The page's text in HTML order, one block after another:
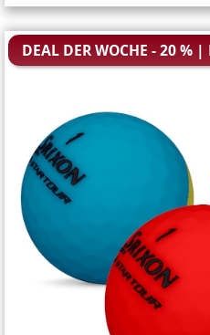
DEAL DER WOCHE - 20 % |